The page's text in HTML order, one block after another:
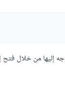
إليها من خلال فتح